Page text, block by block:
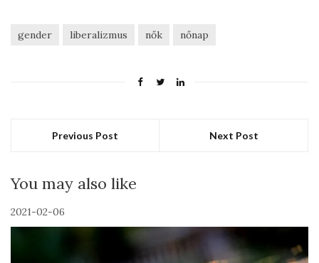
gender liberalizmus nők nőnap
Previous Post Next Post
You may also like
2021-02-06